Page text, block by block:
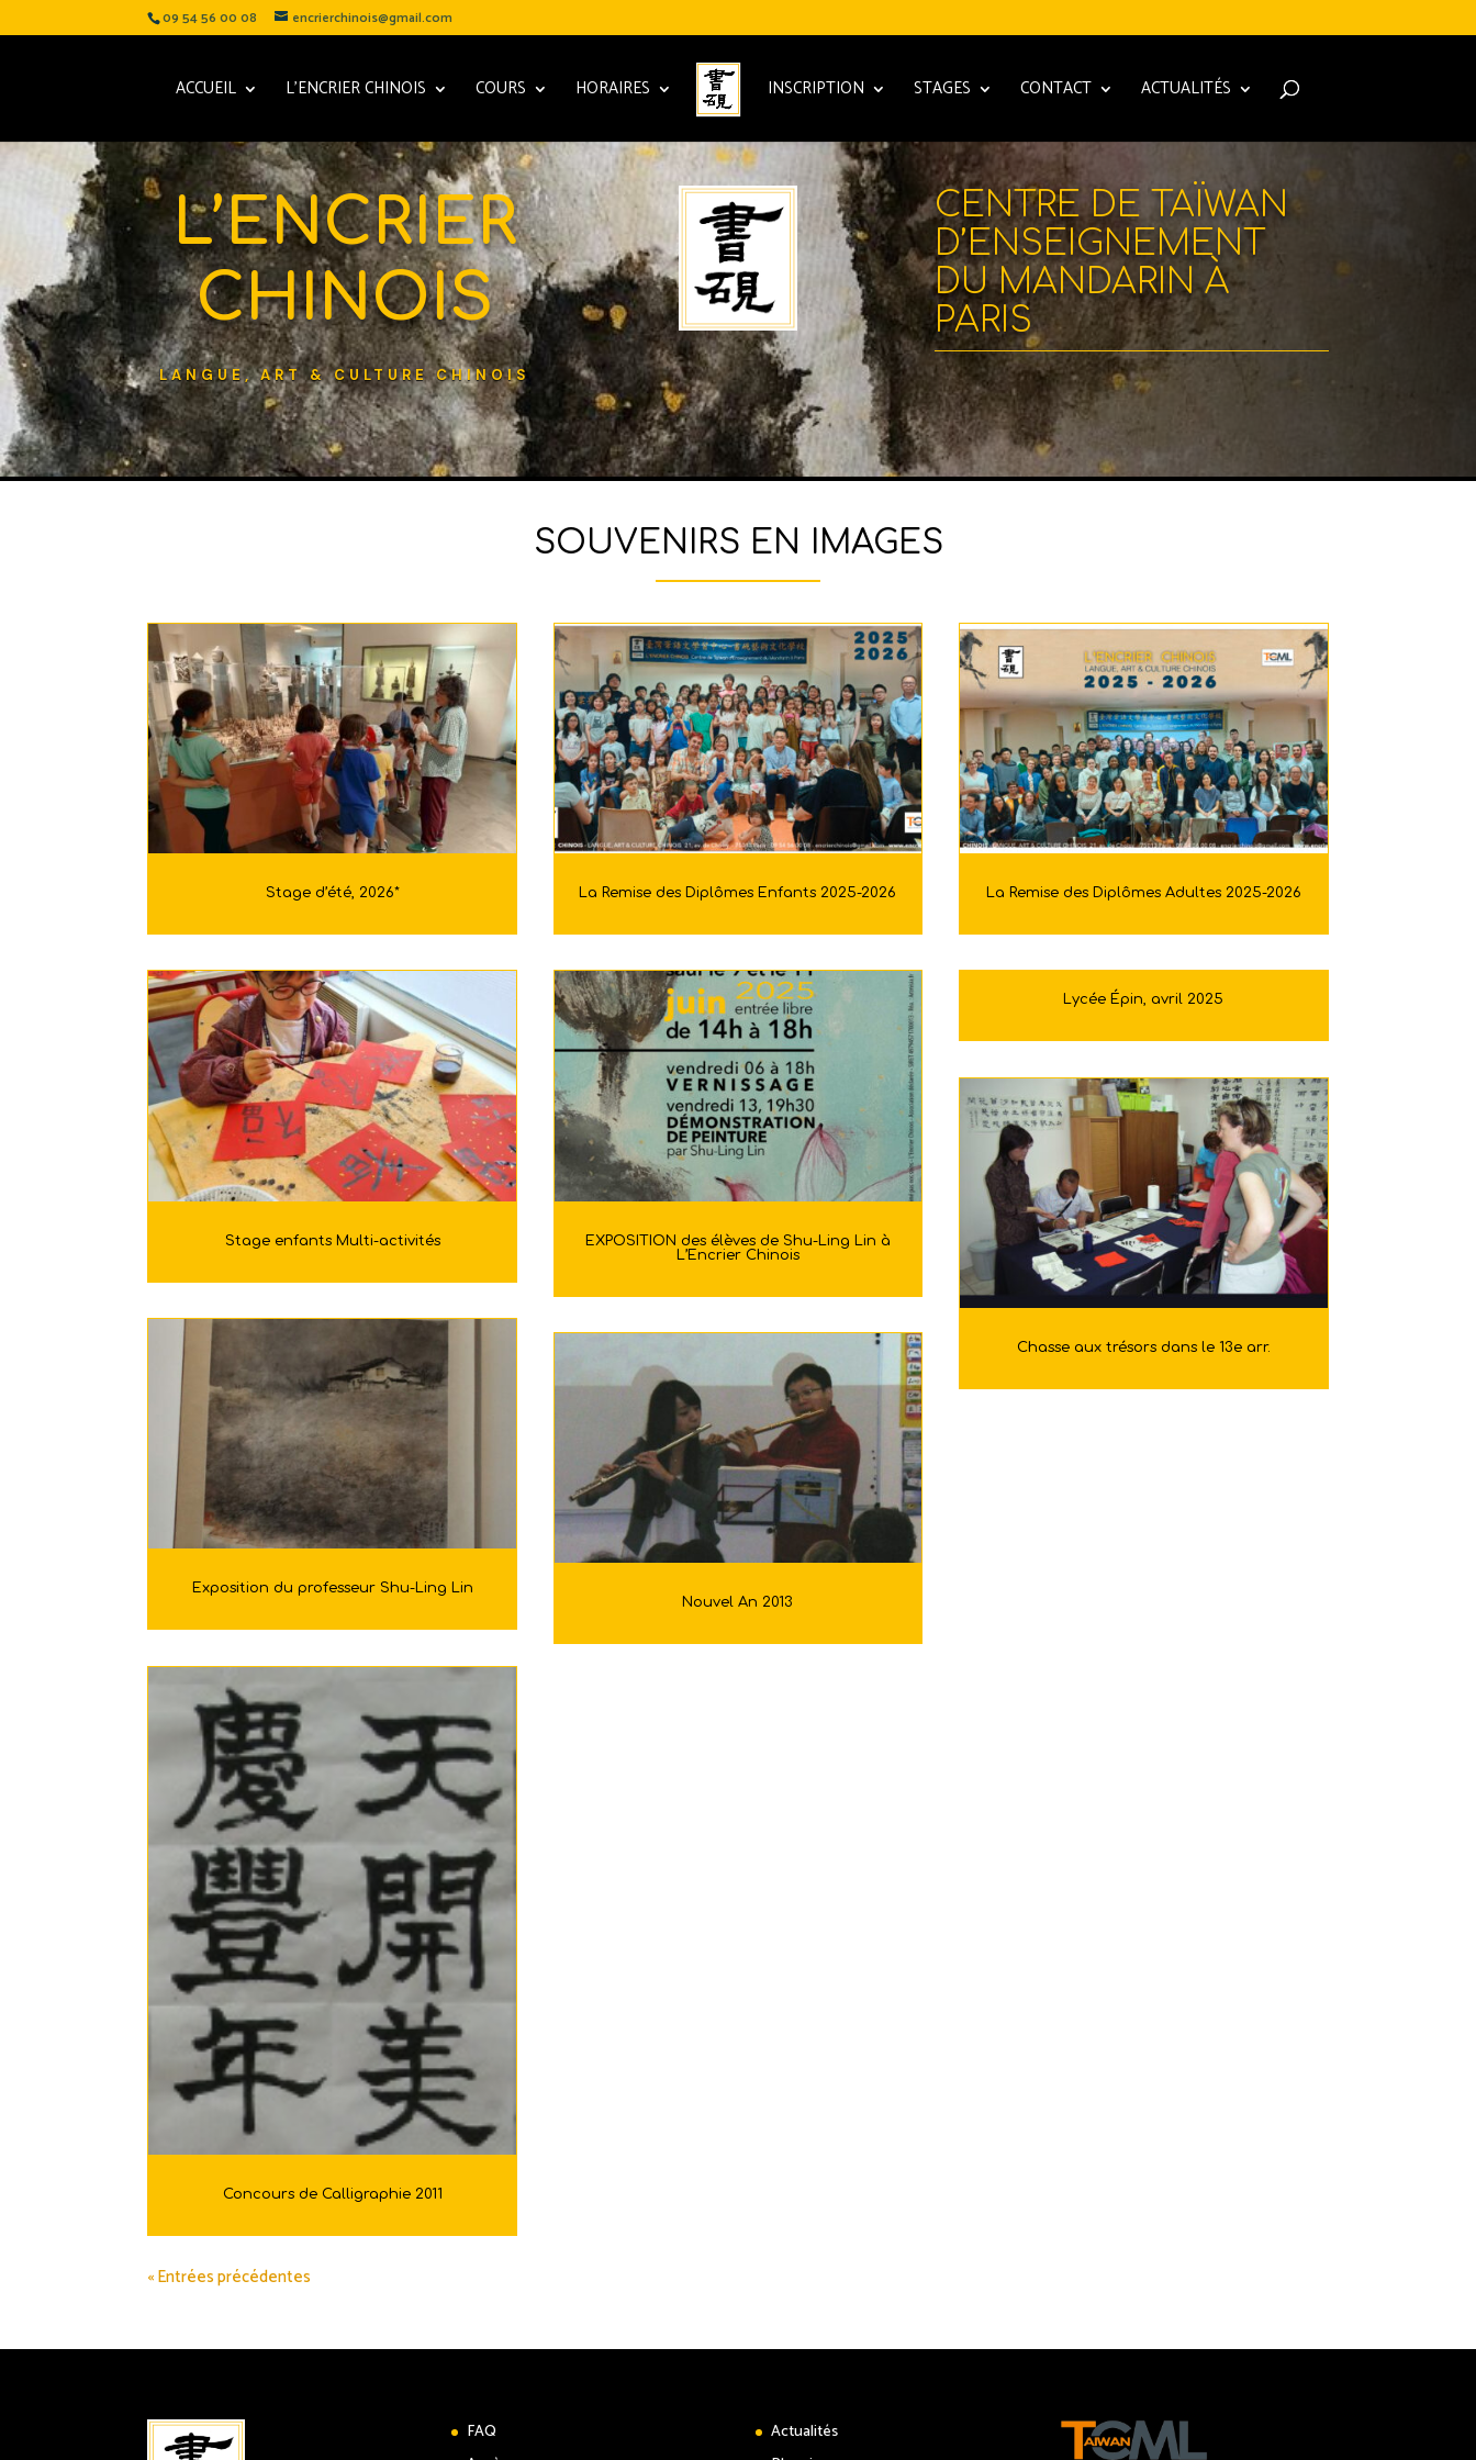
09 54 56 00 08 encrierchinois@gmail.com
ACCUEIL L’ENCRIER CHINOIS COURS HORAIRES INSCRIPTION STAGES CONTACT ACTUALITÉS
L’ENCRIER
CHINOIS
LANGUE, ART & CULTURE CHINOIS
CENTRE DE TAÏWAN
D’ENSEIGNEMENT
DU MANDARIN À
PARIS
SOUVENIRS EN IMAGES
Stage d’été, 2026*
Stage enfants Multi-activités
Exposition du professeur Shu-Ling Lin
Concours de Calligraphie 2011
La Remise des Diplômes Enfants 2025-2026
EXPOSITION des élèves de Shu-Ling Lin à
L’Encrier Chinois
Nouvel An 2013
La Remise des Diplômes Adultes 2025-2026
Lycée Épin, avril 2025
Chasse aux trésors dans le 13e arr.
« Entrées précédentes
FAQ
Actualités